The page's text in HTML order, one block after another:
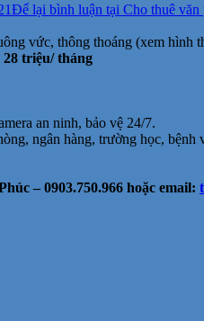
Để lại bình luận tại Cho thuê
vức, thông thoáng (xem hình
28 triệu/ tháng
an ninh, bảo vệ 24/7.
ngân hàng, trường học,
– 0903.750.966 hoặc email: